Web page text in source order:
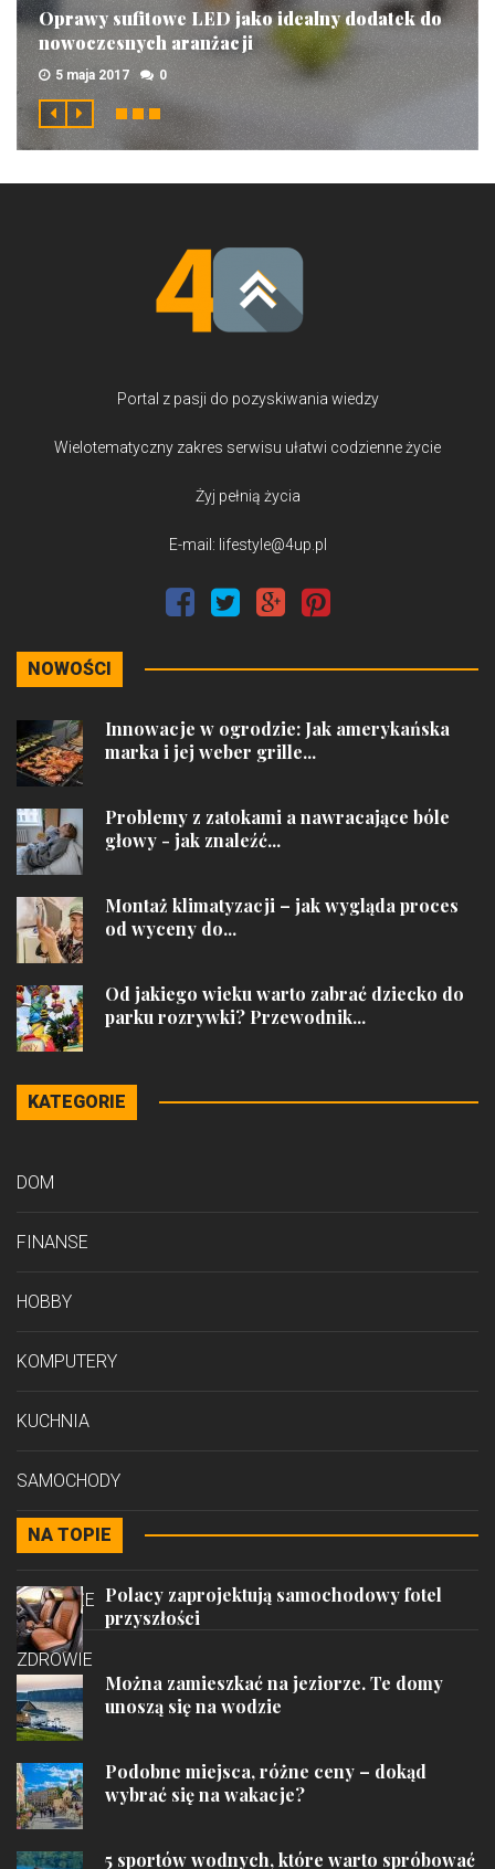
Oprawy sufitowe LED jako idealny dodatek do
nowoczesnych aranżacji
5 maja 2017 0
Portal z pasji do pozyskiwania wiedzy
Wielotematyczny zakres serwisu ułatwi codzienne życie
Żyj pełnią życia
E-mail: lifestyle@4up.pl
NOWOŚCI
Innowacje w ogrodzie: Jak amerykańska
marka i jej weber grille...
Problemy z zatokami a nawracające bóle
głowy - jak znaleźć...
Montaż klimatyzacji – jak wygląda proces
od wyceny do...
Od jakiego wieku warto zabrać dziecko do
parku rozrywki? Przewodnik...
KATEGORIE
DOM
FINANSE
HOBBY
KOMPUTERY
KUCHNIA
SAMOCHODY
STYL
PODRÓŻE
ZDROWIE
NA TOPIE
Polacy zaprojektują samochodowy fotel
przyszłości
Można zamieszkać na jeziorze. Te domy
unoszą się na wodzie
Podobne miejsca, różne ceny – dokąd
wybrać się na wakacje?
5 sportów wodnych, które warto spróbować